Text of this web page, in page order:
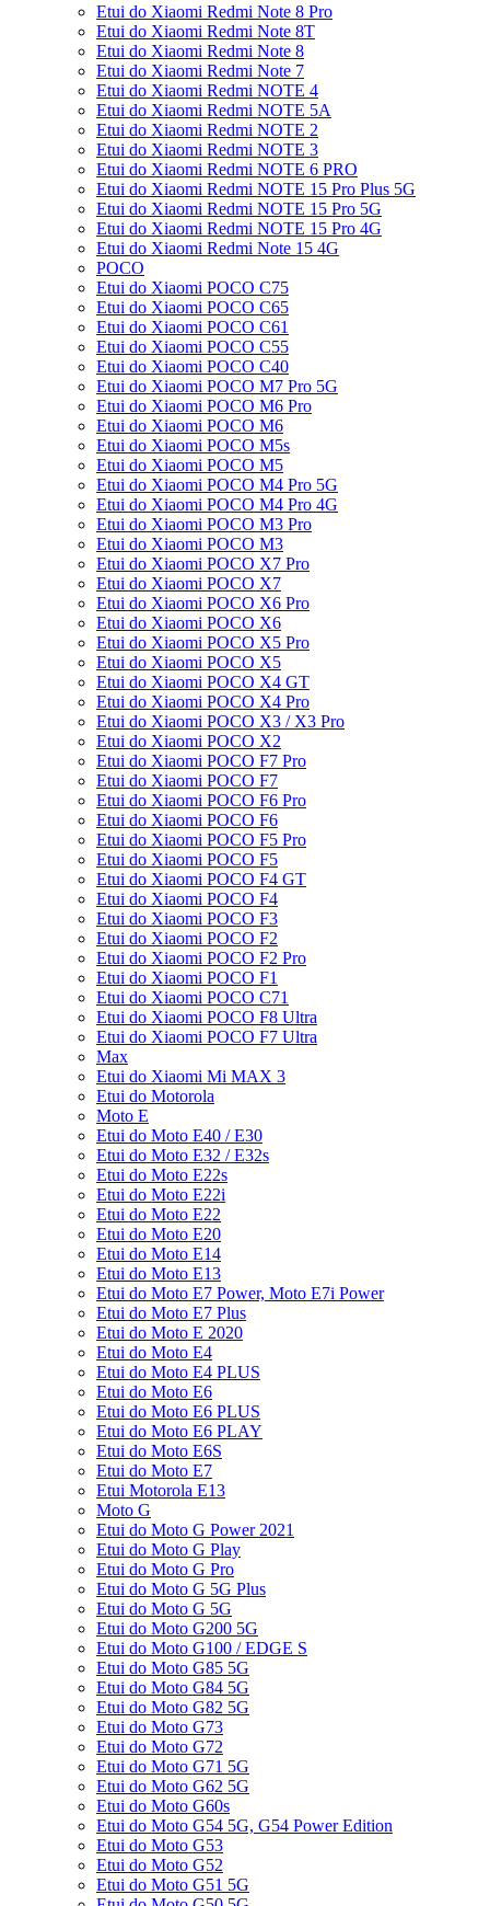
Etui do Xiaomi Redmi Note 8 Pro
Etui do Xiaomi Redmi Note 8T
Etui do Xiaomi Redmi Note 8
Etui do Xiaomi Redmi Note 7
Etui do Xiaomi Redmi NOTE 4
Etui do Xiaomi Redmi NOTE 5A
Etui do Xiaomi Redmi NOTE 2
Etui do Xiaomi Redmi NOTE 3
Etui do Xiaomi Redmi NOTE 6 PRO
Etui do Xiaomi Redmi NOTE 15 Pro Plus 5G
Etui do Xiaomi Redmi NOTE 15 Pro 5G
Etui do Xiaomi Redmi NOTE 15 Pro 4G
Etui do Xiaomi Redmi Note 15 4G
POCO
Etui do Xiaomi POCO C75
Etui do Xiaomi POCO C65
Etui do Xiaomi POCO C61
Etui do Xiaomi POCO C55
Etui do Xiaomi POCO C40
Etui do Xiaomi POCO M7 Pro 5G
Etui do Xiaomi POCO M6 Pro
Etui do Xiaomi POCO M6
Etui do Xiaomi POCO M5s
Etui do Xiaomi POCO M5
Etui do Xiaomi POCO M4 Pro 5G
Etui do Xiaomi POCO M4 Pro 4G
Etui do Xiaomi POCO M3 Pro
Etui do Xiaomi POCO M3
Etui do Xiaomi POCO X7 Pro
Etui do Xiaomi POCO X7
Etui do Xiaomi POCO X6 Pro
Etui do Xiaomi POCO X6
Etui do Xiaomi POCO X5 Pro
Etui do Xiaomi POCO X5
Etui do Xiaomi POCO X4 GT
Etui do Xiaomi POCO X4 Pro
Etui do Xiaomi POCO X3 / X3 Pro
Etui do Xiaomi POCO X2
Etui do Xiaomi POCO F7 Pro
Etui do Xiaomi POCO F7
Etui do Xiaomi POCO F6 Pro
Etui do Xiaomi POCO F6
Etui do Xiaomi POCO F5 Pro
Etui do Xiaomi POCO F5
Etui do Xiaomi POCO F4 GT
Etui do Xiaomi POCO F4
Etui do Xiaomi POCO F3
Etui do Xiaomi POCO F2
Etui do Xiaomi POCO F2 Pro
Etui do Xiaomi POCO F1
Etui do Xiaomi POCO C71
Etui do Xiaomi POCO F8 Ultra
Etui do Xiaomi POCO F7 Ultra
Max
Etui do Xiaomi Mi MAX 3
Etui do Motorola
Moto E
Etui do Moto E40 / E30
Etui do Moto E32 / E32s
Etui do Moto E22s
Etui do Moto E22i
Etui do Moto E22
Etui do Moto E20
Etui do Moto E14
Etui do Moto E13
Etui do Moto E7 Power, Moto E7i Power
Etui do Moto E7 Plus
Etui do Moto E 2020
Etui do Moto E4
Etui do Moto E4 PLUS
Etui do Moto E6
Etui do Moto E6 PLUS
Etui do Moto E6 PLAY
Etui do Moto E6S
Etui do Moto E7
Etui Motorola E13
Moto G
Etui do Moto G Power 2021
Etui do Moto G Play
Etui do Moto G Pro
Etui do Moto G 5G Plus
Etui do Moto G 5G
Etui do Moto G200 5G
Etui do Moto G100 / EDGE S
Etui do Moto G85 5G
Etui do Moto G84 5G
Etui do Moto G82 5G
Etui do Moto G73
Etui do Moto G72
Etui do Moto G71 5G
Etui do Moto G62 5G
Etui do Moto G60s
Etui do Moto G54 5G, G54 Power Edition
Etui do Moto G53
Etui do Moto G52
Etui do Moto G51 5G